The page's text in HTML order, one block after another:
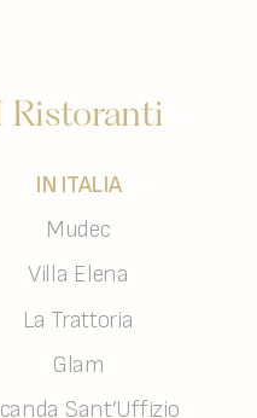
Ristoranti
IN ITALIA
Mudec
Villa Elena
La Trattoria
Glam
Sant’Uffizio